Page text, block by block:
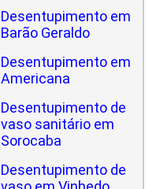
Desentupimento em
Barão Geraldo
Desentupimento em
Americana
Desentupimento de
vaso sanitário em
Sorocaba
Desentupimento de